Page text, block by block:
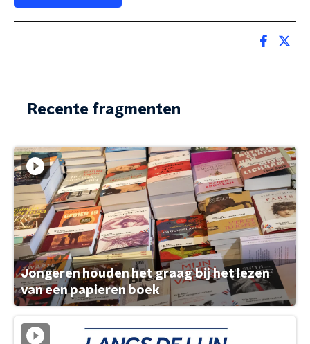
Recente fragmenten
Jongeren houden het graag bij het lezen
van een papieren boek